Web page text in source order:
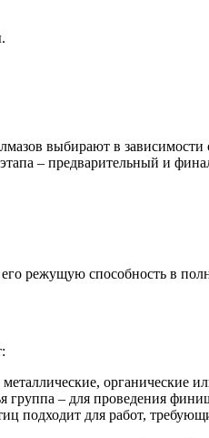
выбирают в зависимости
– предварительный и
его режущую способность в
органические
группа – для проведения
подходит для работ,